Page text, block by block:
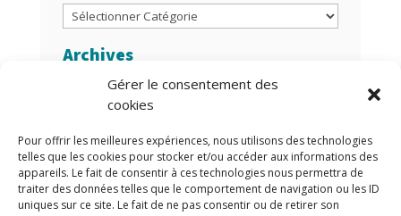
Gérer le consentement des
cookies
Pour offrir les meilleures expériences, nous utilisons des technologies
telles que les cookies pour stocker et/ou accéder aux informations des
appareils. Le fait de consentir à ces technologies nous permettra de
traiter des données telles que le comportement de navigation ou les ID
uniques sur ce site. Le fait de ne pas consentir ou de retirer son
Catégories
Archives
Archives
Auteurs/Autrices